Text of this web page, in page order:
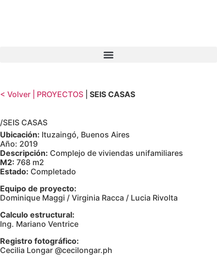
< Volver | PROYECTOS SEIS CASAS
/SEIS CASAS
Ubicación: Ituzaingó, Buenos Aires
Año: 2019
Descripción: Complejo de viviendas unifamiliares
M2: 768 m2
Estado: Completado
Equipo de proyecto:
Dominique Maggi / Virginia Racca / Lucia Rivolta
Calculo estructural:
Ing. Mariano Ventrice
Registro fotográfico:
Cecilia Longar @cecilongar.ph